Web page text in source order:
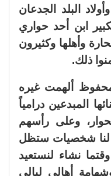
البلد الجدعان
ابن أحد حواري
وأهلها وكثيرون
ذلك.
ألهمت غيره
المبدعين درامياً
وعلى رأسهم
لنا شخصيات ستظل
نشاء لنستعيد
أهالي ليالي